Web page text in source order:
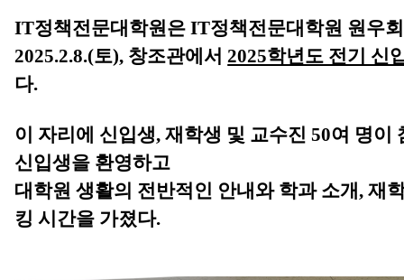
IT정책전문대학원은 IT정책전문대학원 원우
2025.2.8.(토), 창조관에서2025학년도 전기 신
다.
이 자리에 신입생, 재학생 및 교수진 50여 명이
신입생을 환영하고
대학원 생활의 전반적인 안내와 학과 소개, 재
킹 시간을 가졌다.